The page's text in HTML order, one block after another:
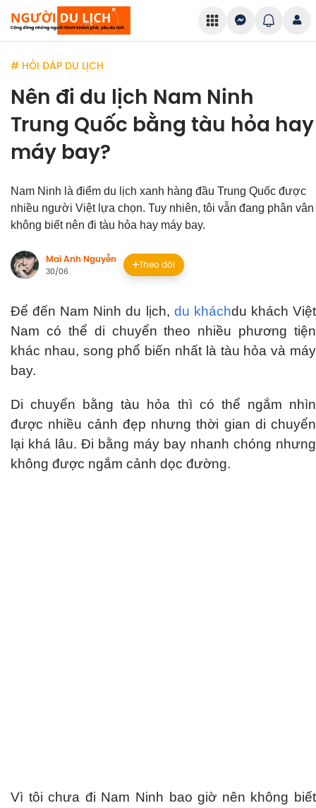
# HỎI ĐÁP DU LỊCH
Nên đi du lịch Nam Ninh
Trung Quốc bằng tàu hỏa hay
máy bay?
Nam Ninh là điểm du lịch xanh hàng đầu Trung Quốc được
nhiều người Việt lựa chọn. Tuy nhiên, tôi vẫn đang phân vân
không biết nên đi tàu hỏa hay máy bay.
Mai Anh Nguyễn
30/06
Theo dõi
Để đến Nam Ninh du lịch, du kháchdu khách Việt
Nam có thể di chuyển theo nhiều phương tiện
khác nhau, song phổ biến nhất là tàu hỏa và máy
bay.
Di chuyển bằng tàu hỏa thì có thể ngắm nhìn
được nhiều cảnh đẹp nhưng thời gian di chuyển
lại khá lâu. Đi bằng máy bay nhanh chóng nhưng
không được ngắm cảnh dọc đường.
Vì tôi chưa đi Nam Ninh bao giờ nên không biết